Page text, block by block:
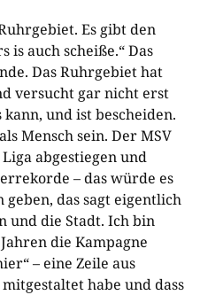
Es gibt den
is auch scheiße.“ Das
Das Ruhrgebiet hat
versucht gar nicht erst
kann, und ist bescheiden.
Mensch sein. Der MSV
abgestiegen und
– das würde es
das sagt eigentlich
und die Stadt. Ich bin
die Kampagne
– eine Zeile aus
habe und dass